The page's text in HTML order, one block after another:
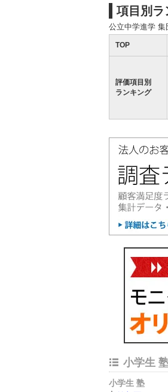
項目別ラ
公立中学進学 集
TOP
評価項目別
ランキング
小学生
小学生 塾